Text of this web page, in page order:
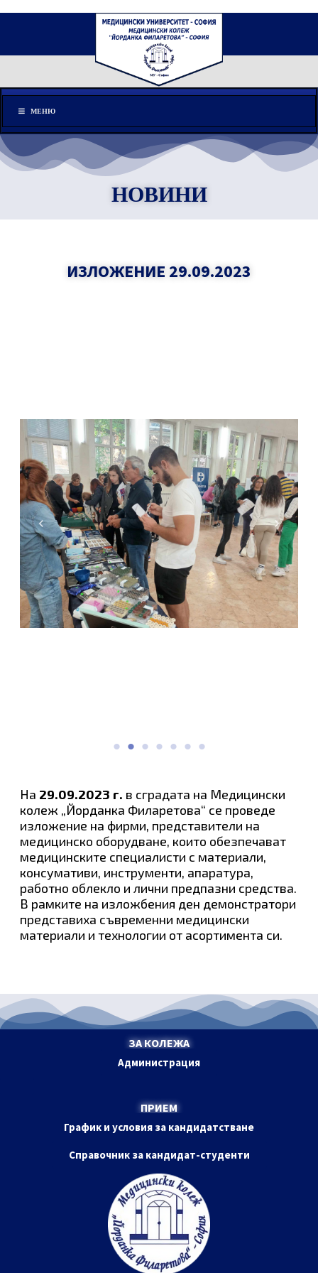
Меню
МЕНЮ
НОВИНИ
ИЗЛОЖЕНИЕ 29.09.2023
На 29.09.2023 г. в сградата на Медицински
колеж „Йорданка Филаретова“ се проведе
изложение на фирми, представители на
медицинско оборудване, които обезпечават
медицинските специалисти с материали,
консумативи, инструменти, апаратура,
работно облекло и лични предпазни средства.
В рамките на изложбения ден демонстратори
представиха съвременни медицински
материали и технологии от асортимента си.
ЗА КОЛЕЖА
Администрация
ПРИЕМ
График и условия за кандидатстване
Справочник за кандидат-студенти